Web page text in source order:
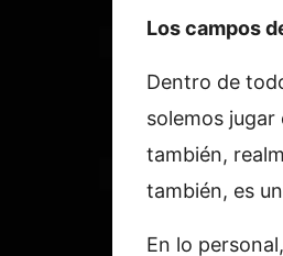
Los campos
Dentro de
solemos
también,
también, es
En lo